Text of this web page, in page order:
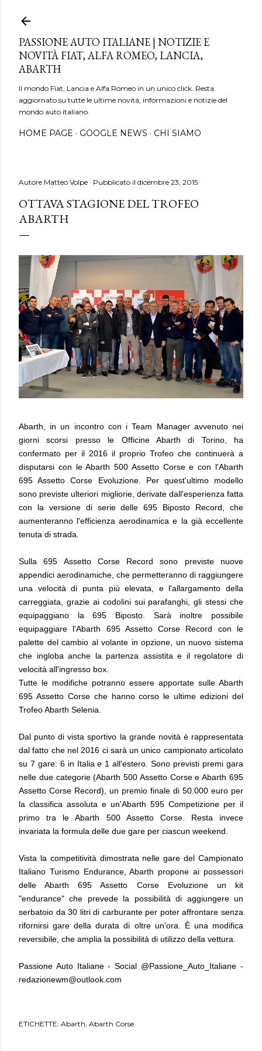
PASSIONE AUTO ITALIANE | NOTIZIE E
NOVITÀ FIAT, ALFA ROMEO, LANCIA,
ABARTH
Il mondo Fiat, Lancia e Alfa Romeo in un unico click. Resta
aggiornato su tutte le ultime novità, informazioni e notizie del
mondo auto italiano.
HOME PAGE GOOGLE NEWS CHI SIAMO
Autore Matteo Volpe Pubblicato il dicembre 23, 2015
OTTAVA STAGIONE DEL TROFEO
ABARTH
Abarth, in un incontro con i Team Manager avvenuto nei
giorni scorsi presso le Officine Abarth di Torino, ha
confermato per il 2016 il proprio Trofeo che continuerà a
disputarsi con le Abarth 500 Assetto Corse e con l'Abarth
695 Assetto Corse Evoluzione. Per quest'ultimo modello
sono previste ulteriori migliorie, derivate dall'esperienza fatta
con la versione di serie delle 695 Biposto Record, che
aumenteranno l'efficienza aerodinamica e la già eccellente
tenuta di strada.
Sulla 695 Assetto Corse Record sono previste nuove
appendici aerodinamiche, che permetteranno di raggiungere
una velocità di punta più elevata, e l'allargamento della
carreggiata, grazie ai codolini sui parafanghi, gli stessi che
equipaggiano la 695 Biposto. Sarà inoltre possibile
equipaggiare l'Abarth 695 Assetto Corse Record con le
palette del cambio al volante in opzione, un nuovo sistema
che ingloba anche la partenza assistita e il regolatore di
velocità all'ingresso box.
Tutte le modifiche potranno essere apportate sulle Abarth
695 Assetto Corse che hanno corso le ultime edizioni del
Trofeo Abarth Selenia.
Dal punto di vista sportivo la grande novità è rappresentata
dal fatto che nel 2016 ci sarà un unico campionato articolato
su 7 gare: 6 in Italia e 1 all'estero. Sono previsti premi gara
nelle due categorie (Abarth 500 Assetto Corse e Abarth 695
Assetto Corse Record), un premio finale di 50.000 euro per
la classifica assoluta e un'Abarth 595 Competizione per il
primo tra le Abarth 500 Assetto Corse. Resta invece
invariata la formula delle due gare per ciascun weekend.
Vista la competitività dimostrata nelle gare del Campionato
Italiano Turismo Endurance, Abarth propone ai possessori
delle Abarth 695 Assetto Corse Evoluzione un kit
"endurance" che prevede la possibilità di aggiungere un
serbatoio da 30 litri di carburante per poter affrontare senza
rifornirsi gare della durata di oltre un'ora. È una modifica
reversibile, che amplia la possibilità di utilizzo della vettura.
Passione Auto Italiane - Social @Passione_Auto_Italiane -
redazionewm@outlook.com
ETICHETTE: Abarth Abarth Corse